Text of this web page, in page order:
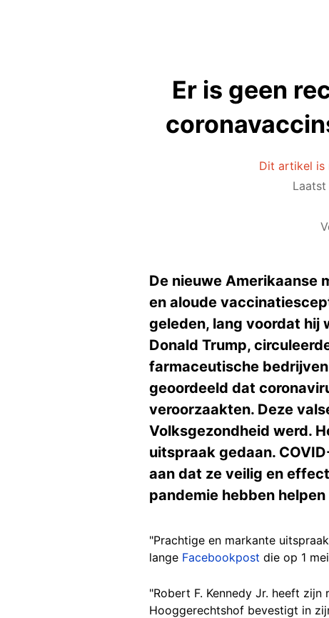
Er is geen
Dit artikel is
De nieuwe Amerikaanse
en aloude
geleden, lang voordat hij
Donald Trump,
farmaceutische
geoordeeld dat
veroorzaakten. Deze
Volksgezondheid werd.
uitspraak gedaan.
aan dat ze veilig en
pandemie hebben
"Prachtige en markante
lange Facebookpost die op 1
"Robert F. Kennedy Jr. heeft
Hooggerechtshof bevestigt in